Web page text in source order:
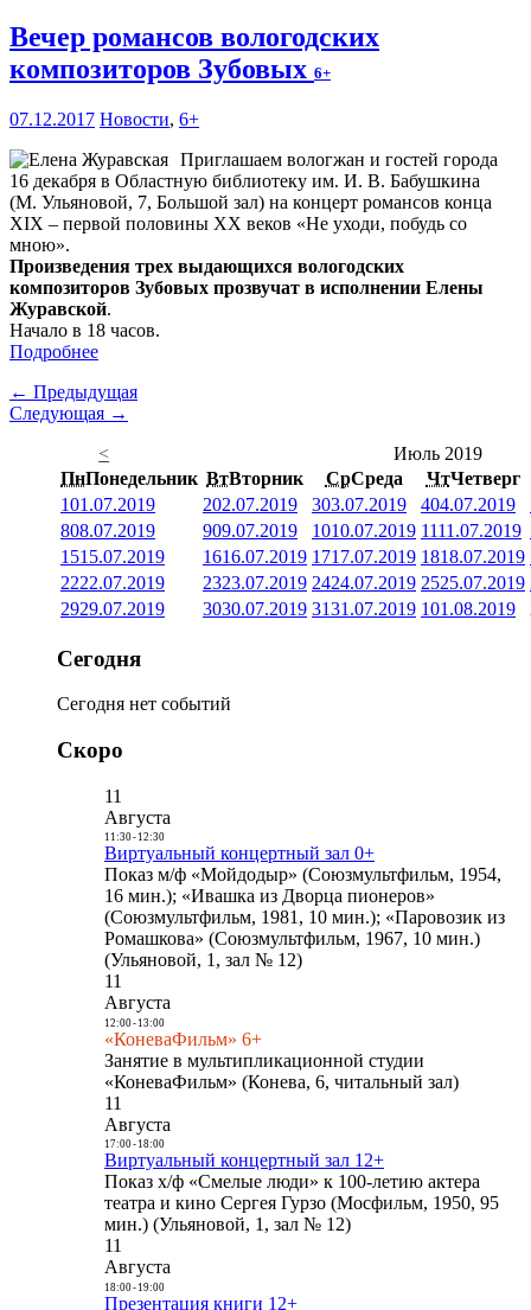
Вечер романсов вологодских
композиторов Зубовых 6+
07.12.2017 Новости, 6+
Приглашаем вологжан и гостей города
16 декабря в Областную библиотеку им. И. В. Бабушкина
(М. Ульяновой, 7, Большой зал) на концерт романсов конца
XIX – первой половины XX веков «Не уходи, побудь со
мною».
Произведения трех выдающихся вологодских
композиторов Зубовых прозвучат в исполнении Елены
Журавской.
Начало в 18 часов.
Подробнее
← Предыдущая
Следующая →
<
Июль 2019
ПнПонедельник ВтВторник СрСреда ЧтЧетверг
101.07.2019 202.07.2019 303.07.2019 404.07.2019
808.07.2019 909.07.2019 1010.07.2019 1111.07.2019
1515.07.2019 1616.07.2019 1717.07.2019 1818.07.2019
2222.07.2019 2323.07.2019 2424.07.2019 2525.07.2019
2929.07.2019 3030.07.2019 3131.07.2019 101.08.2019
Сегодня
Сегодня нет событий
Скоро
11
Августа
11:30- 12:30
Виртуальный концертный зал 0+
Показ м/ф «Мойдодыр» (Союзмультфильм, 1954,
16 мин.); «Ивашка из Дворца пионеров»
(Союзмультфильм, 1981, 10 мин.); «Паровозик из
Ромашкова» (Союзмультфильм, 1967, 10 мин.)
(Ульяновой, 1, зал № 12)
11
Августа
12:00- 13:00
«КоневаФильм» 6+
Занятие в мультипликационной студии
«КоневаФильм» (Конева, 6, читальный зал)
11
Августа
17:00- 18:00
Виртуальный концертный зал 12+
Показ х/ф «Смелые люди» к 100-летию актера
театра и кино Сергея Гурзо (Мосфильм, 1950, 95
мин.) (Ульяновой, 1, зал № 12)
11
Августа
18:00- 19:00
Презентация книги 12+